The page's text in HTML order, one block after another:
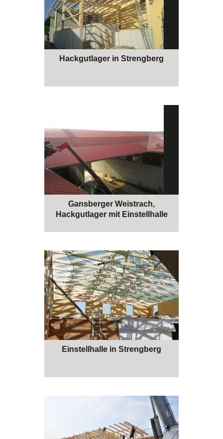
Hackgutlager in Strengberg
Gansberger Weistrach,
Hackgutlager mit Einstellhalle
Einstellhalle in Strengberg